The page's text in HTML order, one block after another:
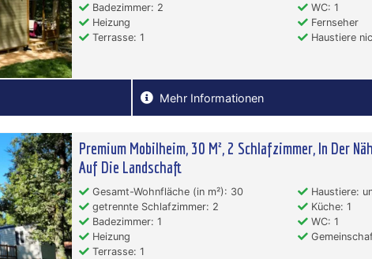
Badezimmer: 2
WC: 1
Heizung
Fernseher
Terrasse: 1
Haustiere
Mehr Informationen
Premium Mobilheim, 30 M², 2 Schlafzimmer, In Der
Auf Die Landschaft
Gesamt-Wohnfläche (in m²): 30
Haustiere:
getrennte Schlafzimmer: 2
Küche: 1
Badezimmer: 1
WC: 1
Heizung
Terrasse: 1